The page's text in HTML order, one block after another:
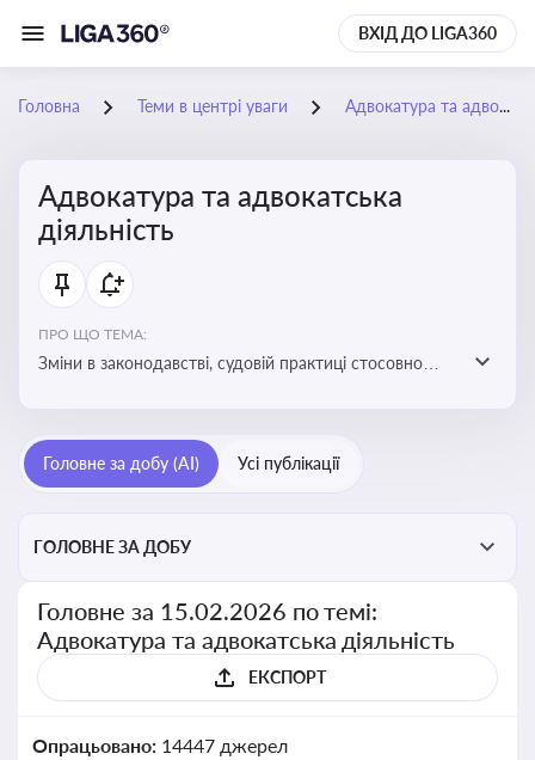
ВХІД ДО LIGA360
Головна Теми в центрі уваги Адвокатура та адвокатська діяльність
Адвокатура та адвокатська
діяльність
ПРО ЩО ТЕМА:
Зміни в законодавстві, судовій практиці стосовно
Головне за добу (AI) Усі публікації
ГОЛОВНЕ ЗА ДОБУ
Головне за 15.02.2026 по темі:
Адвокатура та адвокатська діяльність
ЕКСПОРТ
Опрацьовано: 14447 джерел